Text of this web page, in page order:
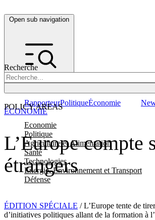
Open sub navigation
Recherche
POLICY AREAS
Economie
Politique
Agriculture et Alimentation
Santé
Technologies
Energie, Environnement et Transport
Défense
RapporteurPolitiqueÉconomie
L’Europe compte
étrangers
ÉDITION SPÉCIALE / L’Europe tente de
d’initiatives politiques allant de la formation à
ÉCONOMIE